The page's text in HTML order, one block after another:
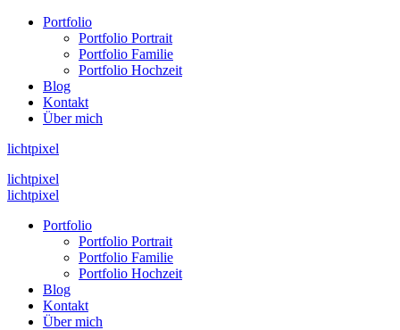
Portfolio
Portfolio Portrait
Portfolio Familie
Portfolio Hochzeit
Blog
Kontakt
Über mich
lichtpixel
lichtpixel
lichtpixel
Portfolio
Portfolio Portrait
Portfolio Familie
Portfolio Hochzeit
Blog
Kontakt
Über mich